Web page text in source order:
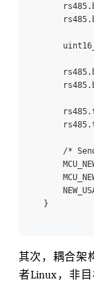
uint16_t
/* Send
其次，耦合架
者Linux，非